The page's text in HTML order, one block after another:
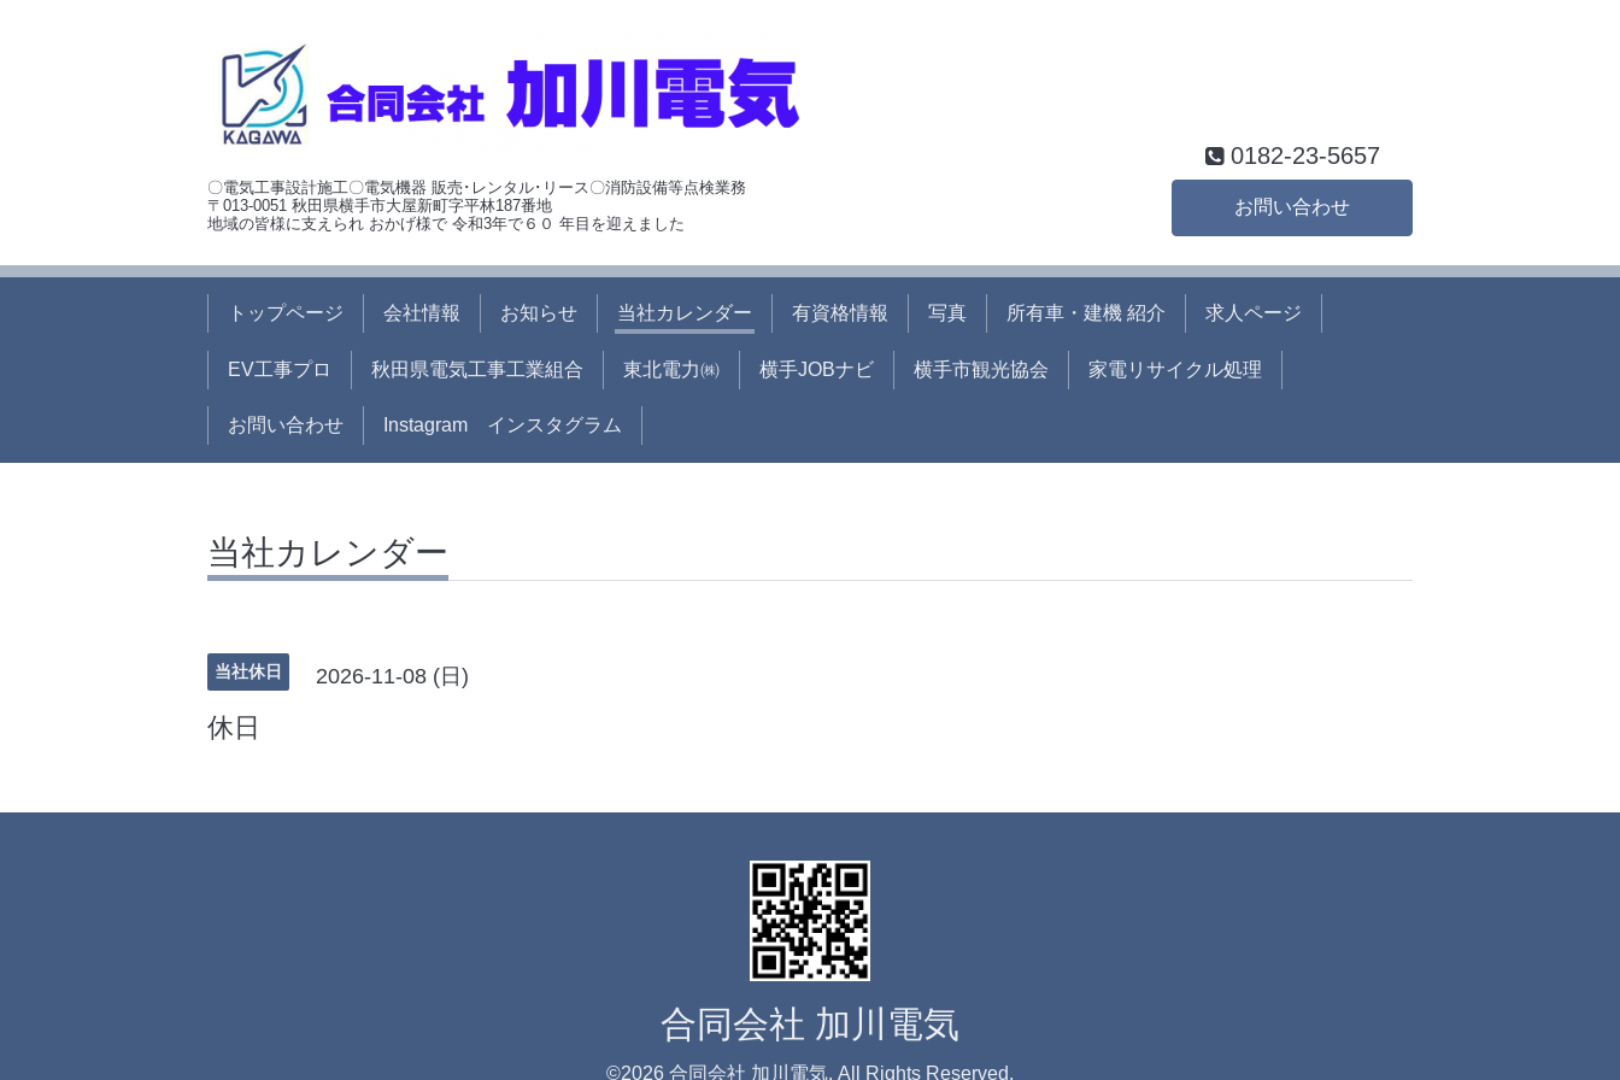
〇電気工事設計施工〇電気機器 販売･レンタル･リース〇消防設備等点検業務
〒013-0051 秋田県横手市大屋新町字平林187番地
地域の皆様に支えられ おかげ様で 令和3年で６０ 年目を迎えました
0182-23-5657
お問い合わせ
トップページ 会社情報 お知らせ 当社カレンダー 有資格情報 写真 所有車・建機 紹介 求人ページ
EV工事プロ 秋田県電気工事工業組合 東北電力㈱ 横手JOBナビ 横手市観光協会 家電リサイクル処理
お問い合わせ Instagram インスタグラム
当社カレンダー
当社休日 2026-11-08 (日)
休日
合同会社 加川電気
©2026 合同会社 加川電気. All Rights Reserved.